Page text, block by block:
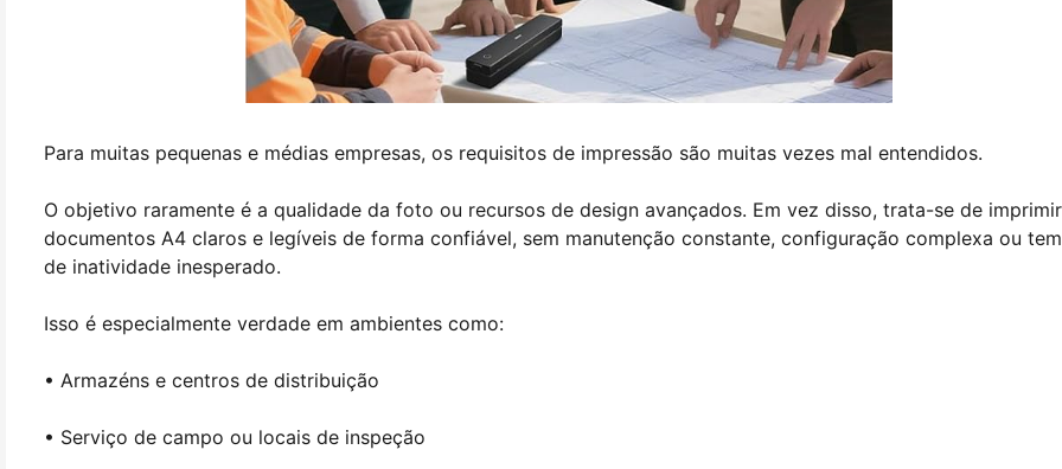
Para muitas pequenas e médias empresas, os requisitos de impressão são muitas vezes mal entendidos.
O objetivo raramente é a qualidade da foto ou recursos de design avançados. Em vez disso, trata-se de imprimir
documentos A4 claros e legíveis de forma confiável, sem manutenção constante, configuração complexa ou
de inatividade inesperado.
Isso é especialmente verdade em ambientes como:
• Armazéns e centros de distribuição
• Serviço de campo ou locais de inspeção